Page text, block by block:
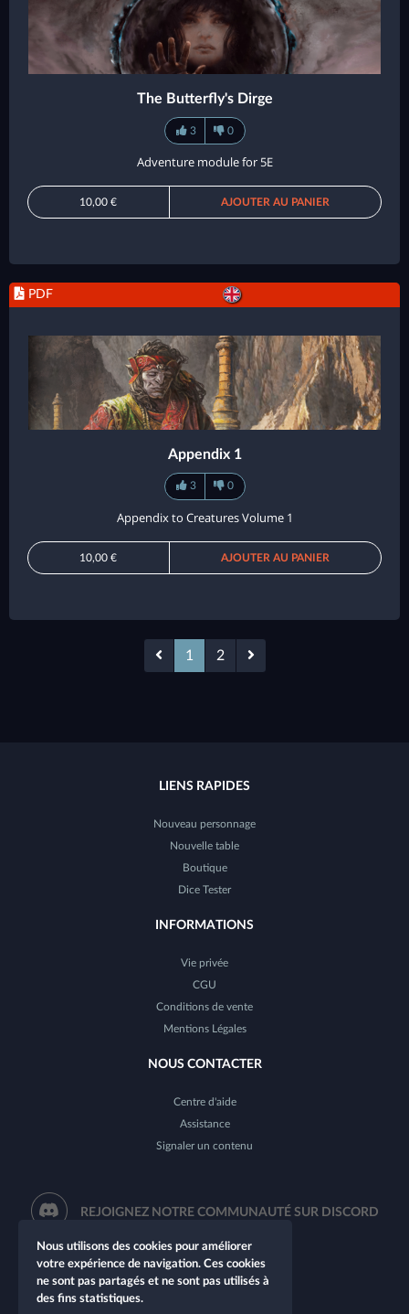
The Butterfly's Dirge
3 0
Adventure module for 5E
10,00 € AJOUTER AU PANIER
PDF
Appendix 1
3 0
Appendix to Creatures Volume 1
10,00 € AJOUTER AU PANIER
1 2
LIENS RAPIDES
Nouveau personnage
Nouvelle table
Boutique
Dice Tester
INFORMATIONS
Vie privée
CGU
Conditions de vente
Mentions Légales
NOUS CONTACTER
Centre d'aide
Assistance
Signaler un contenu
REJOIGNEZ NOTRE COMMUNAUTÉ SUR DISCORD
Nous utilisons des cookies pour améliorer
votre expérience de navigation. Ces cookies
ne sont pas partagés et ne sont pas utilisés à
des fins statistiques.